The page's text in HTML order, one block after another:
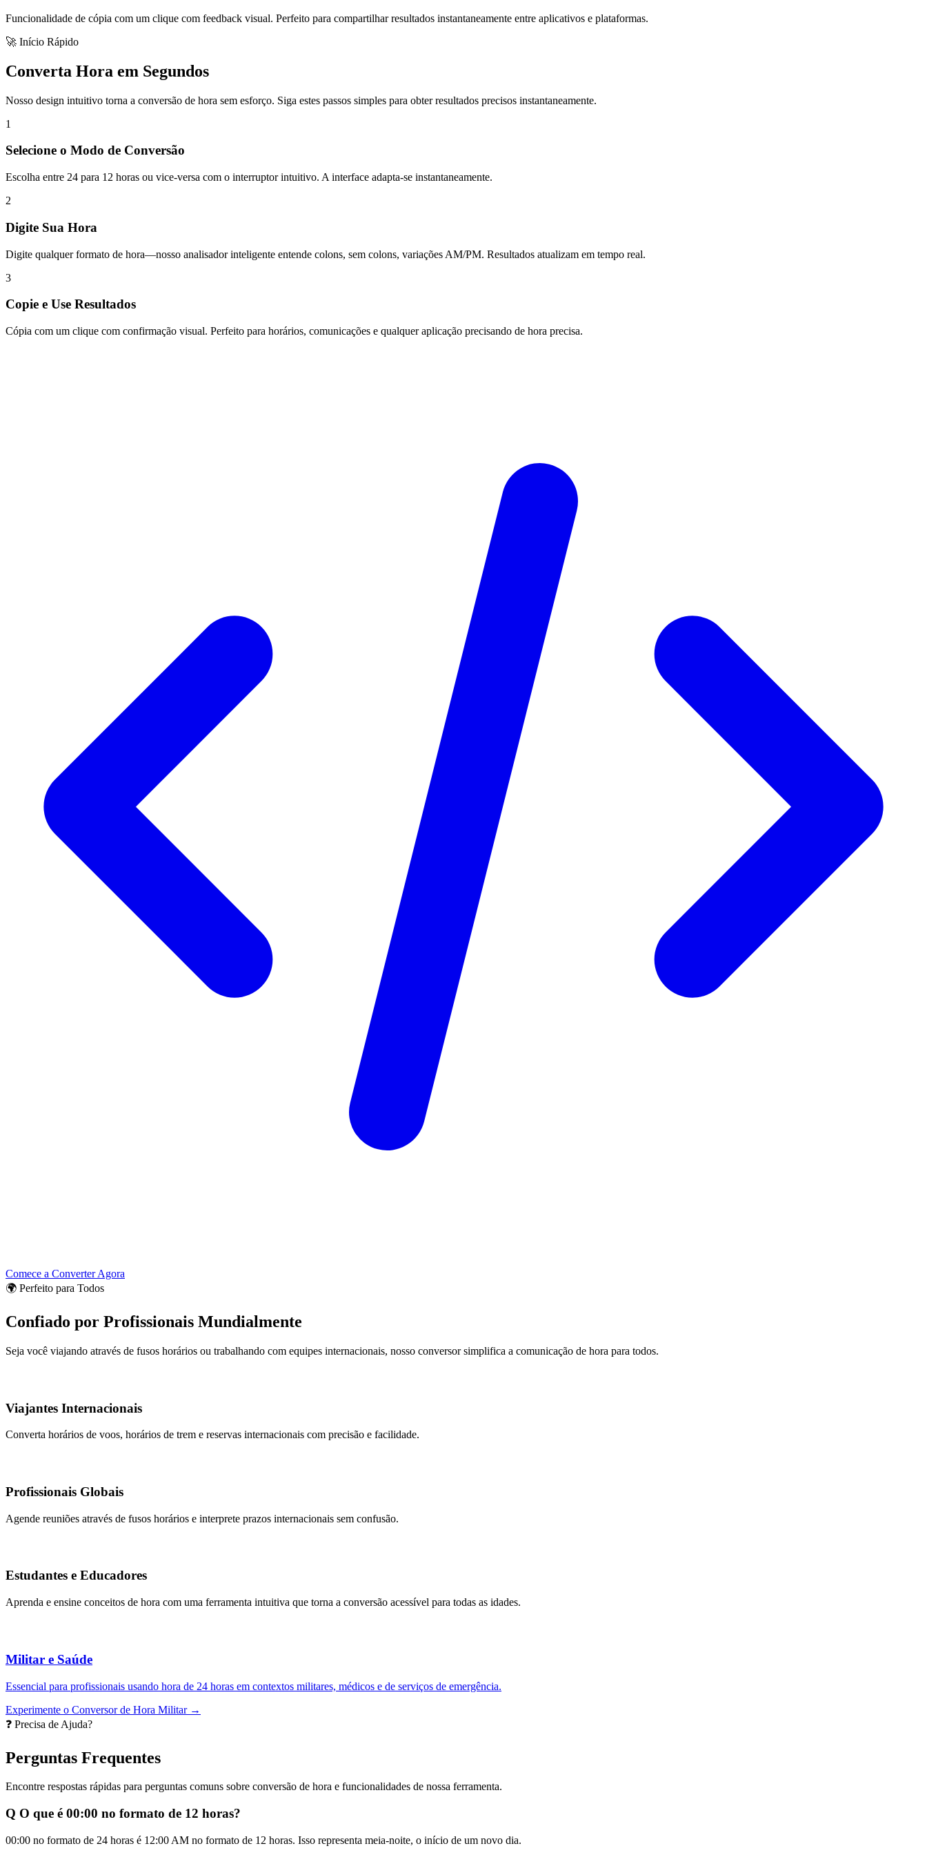
Funcionalidade de cópia com um clique com feedback visual. Perfeito para compartilhar resultados instantaneamente entre aplicativos e plataformas.
🚀 Início Rápido
Converta Hora em Segundos
Nosso design intuitivo torna a conversão de hora sem esforço. Siga estes passos simples para obter resultados precisos instantaneamente.
1
Selecione o Modo de Conversão
Escolha entre 24 para 12 horas ou vice-versa com o interruptor intuitivo. A interface adapta-se instantaneamente.
2
Digite Sua Hora
Digite qualquer formato de hora—nosso analisador inteligente entende colons, sem colons, variações AM/PM. Resultados atualizam em tempo real.
3
Copie e Use Resultados
Cópia com um clique com confirmação visual. Perfeito para horários, comunicações e qualquer aplicação precisando de hora precisa.
Comece a Converter Agora
🌍 Perfeito para Todos
Confiado por Profissionais Mundialmente
Seja você viajando através de fusos horários ou trabalhando com equipes internacionais, nosso conversor simplifica a comunicação de hora para todos.
Viajantes Internacionais
Converta horários de voos, horários de trem e reservas internacionais com precisão e facilidade.
Profissionais Globais
Agende reuniões através de fusos horários e interprete prazos internacionais sem confusão.
Estudantes e Educadores
Aprenda e ensine conceitos de hora com uma ferramenta intuitiva que torna a conversão acessível para todas as idades.
Militar e Saúde
Essencial para profissionais usando hora de 24 horas em contextos militares, médicos e de serviços de emergência.
Experimente o Conversor de Hora Militar →
❓ Precisa de Ajuda?
Perguntas Frequentes
Encontre respostas rápidas para perguntas comuns sobre conversão de hora e funcionalidades de nossa ferramenta.
Q O que é 00:00 no formato de 12 horas?
00:00 no formato de 24 horas é 12:00 AM no formato de 12 horas. Isso representa meia-noite, o início de um novo dia.